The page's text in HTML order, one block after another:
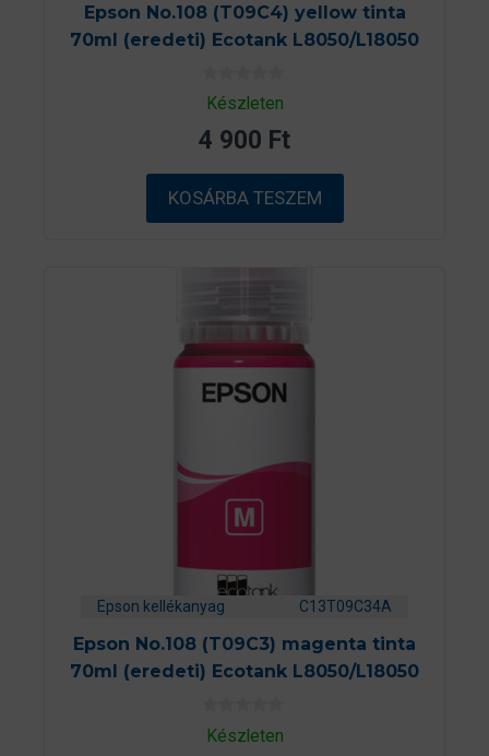
Epson No.108 (T09C4) yellow tinta
70ml (eredeti) Ecotank L8050/L18050
0
a
5
b
ő
l
Készleten
4 900 Ft
KOSÁRBA TESZEM
Epson kellékanyag C13T09C34A
Epson No.108 (T09C3) magenta tinta
70ml (eredeti) Ecotank L8050/L18050
0
aKészleten